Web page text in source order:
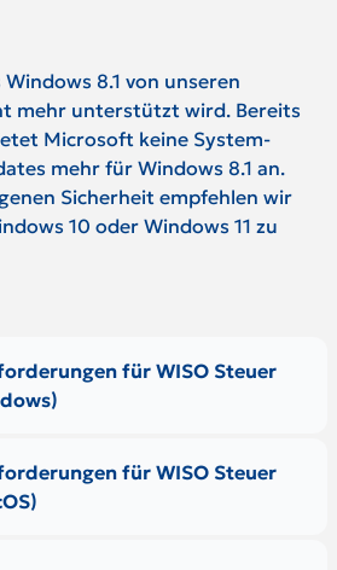
8.1 von unseren
mehr unterstützt wird. Bereits
Microsoft keine System-
mehr für Windows 8.1 an.
Sicherheit empfehlen wir
10 oder Windows 11 zu
für WISO Steuer
für WISO Steuer